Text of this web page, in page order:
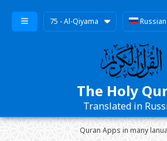
75 - Al-Qiyama Russian
The Holy
Translated in
Quran Apps in many